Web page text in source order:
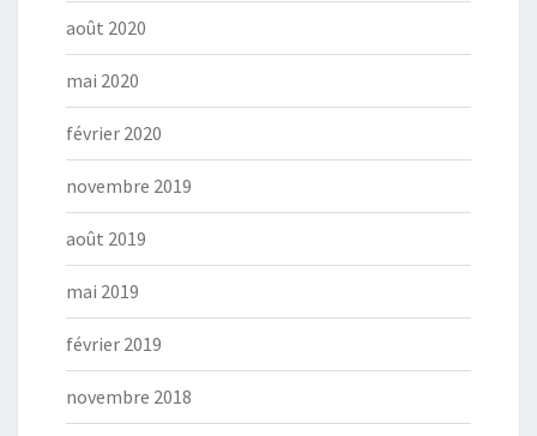
août 2020
mai 2020
février 2020
novembre 2019
août 2019
mai 2019
février 2019
novembre 2018